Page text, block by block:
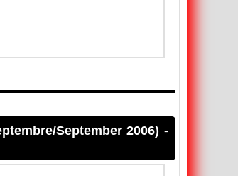
September 2006)-